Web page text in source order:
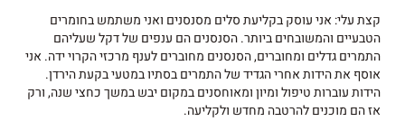
קצת עלי: אני עוסק בקליעת סלים מסנסנים ואני משתמש בחומרים
הטבעיים והמשובחים ביותר. הסנסנים הם ענפים של דקל שעליהם
התמרים גדלים ומחוברים, הסנסנים מחוברים לענף מרכזי הקרוי ידה. אני
אוסף את הידות אחרי הגדיד של התמרים בסתיו במטעי בקעת הירדן.
הידות עוברות טיפול ומיון ומאוחסנים במקום יבש במשך כחצי שנה, ורק
אז הם מוכנים להרטבה מחדש ולקליעה.